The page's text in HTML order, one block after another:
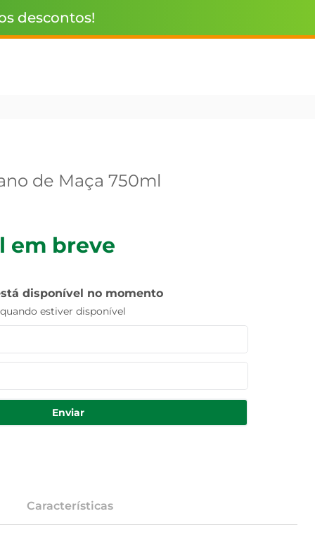
descontos!
de Maça 750ml
em breve
disponível no momento
estiver disponível
Enviar
Características